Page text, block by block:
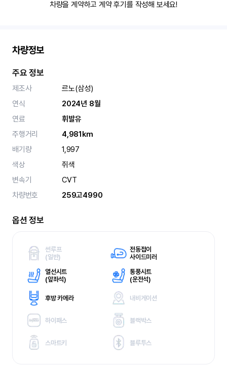
차량을 계약하고 계약 후기를 작성해 보세요!
차량정보
주요 정보
제조사
르노(삼성)
연식
2024년 8월
연료
휘발유
주행거리
4,981km
배기량
1,997
색상
쥐색
변속기
CVT
차량번호
259고4990
옵션 정보
썬루프
(일반)
전동접이
사이드미러
열선시트
(앞좌석)
통풍시트
(운전석)
후방 카메라 내비게이션
하이패스 블랙박스
스마트키 블루투스